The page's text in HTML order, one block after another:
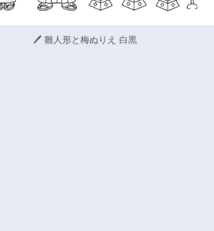
🖊 雛人形と梅ぬりえ 白黒